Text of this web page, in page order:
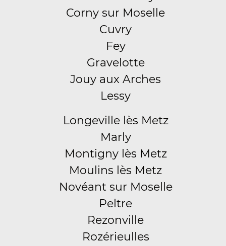
Corny sur Moselle
Cuvry
Fey
Gravelotte
Jouy aux Arches
Lessy
Longeville lès Metz
Marly
Montigny lès Metz
Moulins lès Metz
Novéant sur Moselle
Peltre
Rezonville
Rozérieulles